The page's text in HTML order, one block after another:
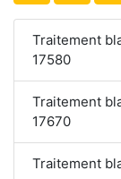
Traitement
17580
Traitement
17670
Traitement